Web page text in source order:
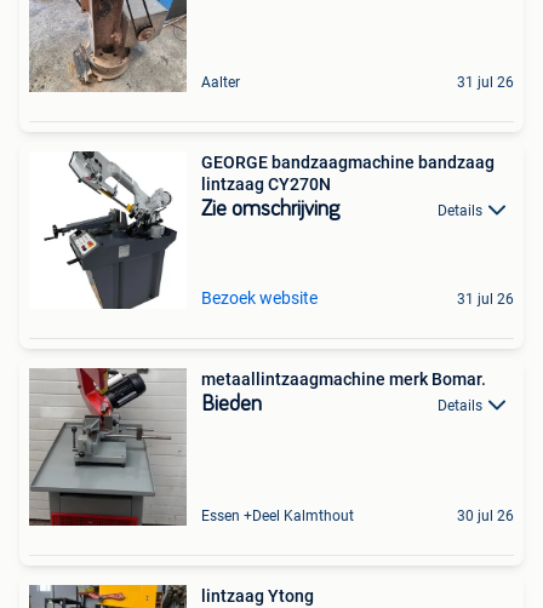
Aalter 31 jul 26
GEORGE bandzaagmachine bandzaag
lintzaag CY270N
Zie omschrijving Details
Bezoek website 31 jul 26
metaallintzaagmachine merk Bomar.
Bieden Details
Essen +Deel Kalmthout 30 jul 26
lintzaag Ytong